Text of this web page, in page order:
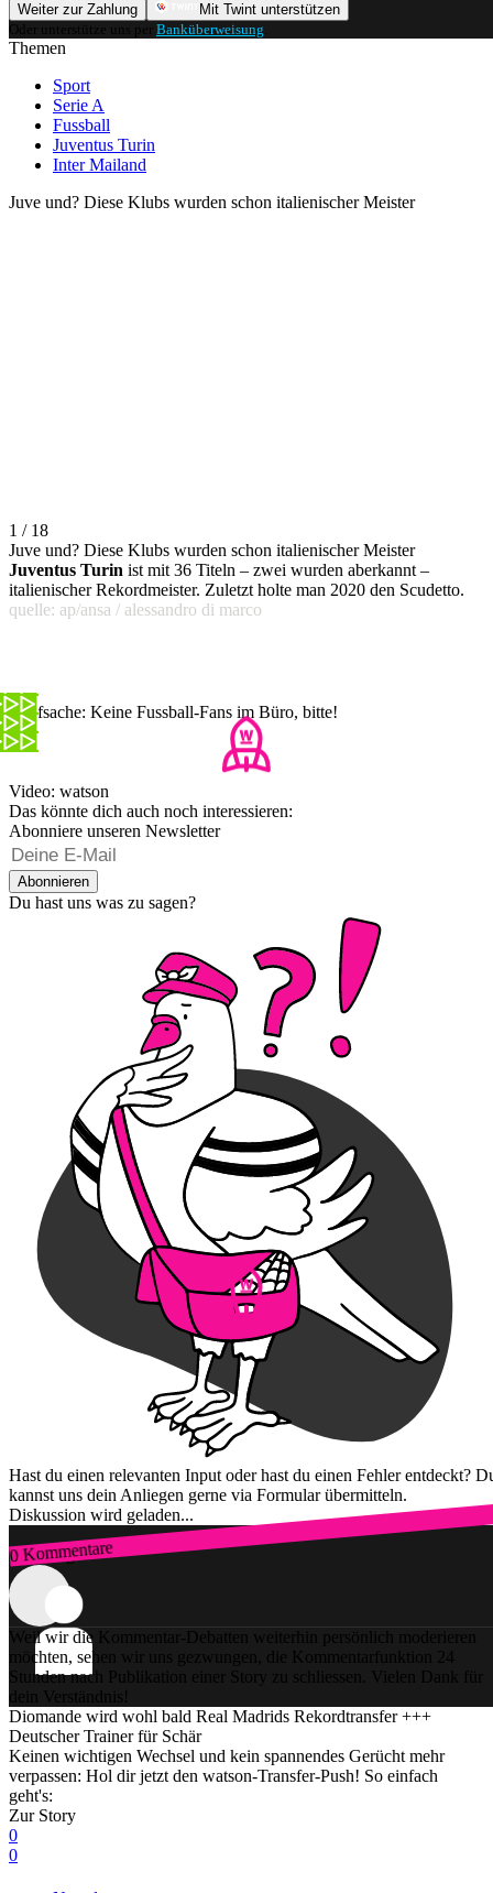
Weiter zur Zahlung
Mit Twint unterstützen
Oder unterstütze uns per Banküberweisung
Themen
Sport
Serie A
Fussball
Juventus Turin
Inter Mailand
Juve und? Diese Klubs wurden schon italienischer Meister
1 / 18
Juve und? Diese Klubs wurden schon italienischer Meister
Juventus Turin ist mit 36 Titeln – zwei wurden aberkannt –
italienischer Rekordmeister. Zuletzt holte man 2020 den Scudetto.
quelle: ap/ansa / alessandro di marco
Chefsache: Keine Fussball-Fans im Büro, bitte!
Video: watson
Das könnte dich auch noch interessieren:
Abonniere unseren Newsletter
Abonnieren
Du hast uns was zu sagen?
Hast du einen relevanten Input oder hast du einen Fehler entdeckt?
kannst uns dein Anliegen gerne via Formular übermitteln.
Diskussion wird geladen...
0 Kommentare
Zum Login
Weil wir die Kommentar-Debatten weiterhin persönlich moderieren
möchten, sehen wir uns gezwungen, die Kommentarfunktion 24
Stunden nach Publikation einer Story zu schliessen. Vielen Dank für
dein Verständnis!
Diomande wird wohl bald Real Madrids Rekordtransfer +++
Deutscher Trainer für Schär
Keinen wichtigen Wechsel und kein spannendes Gerücht mehr
verpassen: Hol dir jetzt den watson-Transfer-Push! So einfach
geht's:
Zur Story
0
0